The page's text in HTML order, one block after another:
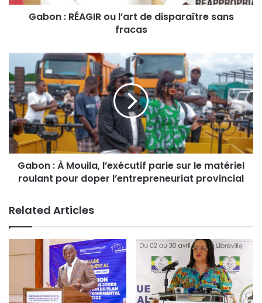
Gabon : RÉAGIR ou l’art de disparaître sans
fracas
Gabon : À Mouila, l’exécutif parie sur le matériel
roulant pour doper l’entrepreneuriat provincial
Related Articles